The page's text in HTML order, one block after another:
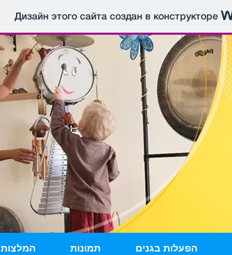
Дизайн этого сайта создан в конструкторе
המלצות תמונות הפעלות בגנים